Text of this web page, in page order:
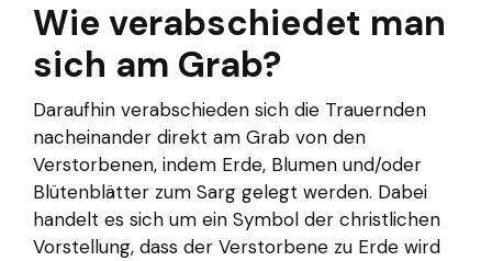
Wie verabschiedet man
sich am Grab?
Daraufhin verabschieden sich die Trauernden
nacheinander direkt am Grab von den
Verstorbenen, indem Erde, Blumen und/oder
Blütenblätter zum Sarg gelegt werden. Dabei
handelt es sich um ein Symbol der christlichen
Vorstellung, dass der Verstorbene zu Erde wird